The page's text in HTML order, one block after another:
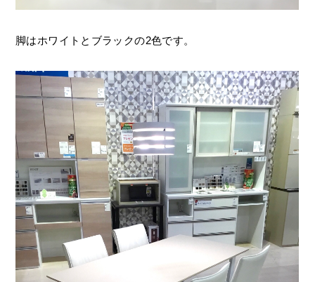
脚はホワイトとブラックの2色です。